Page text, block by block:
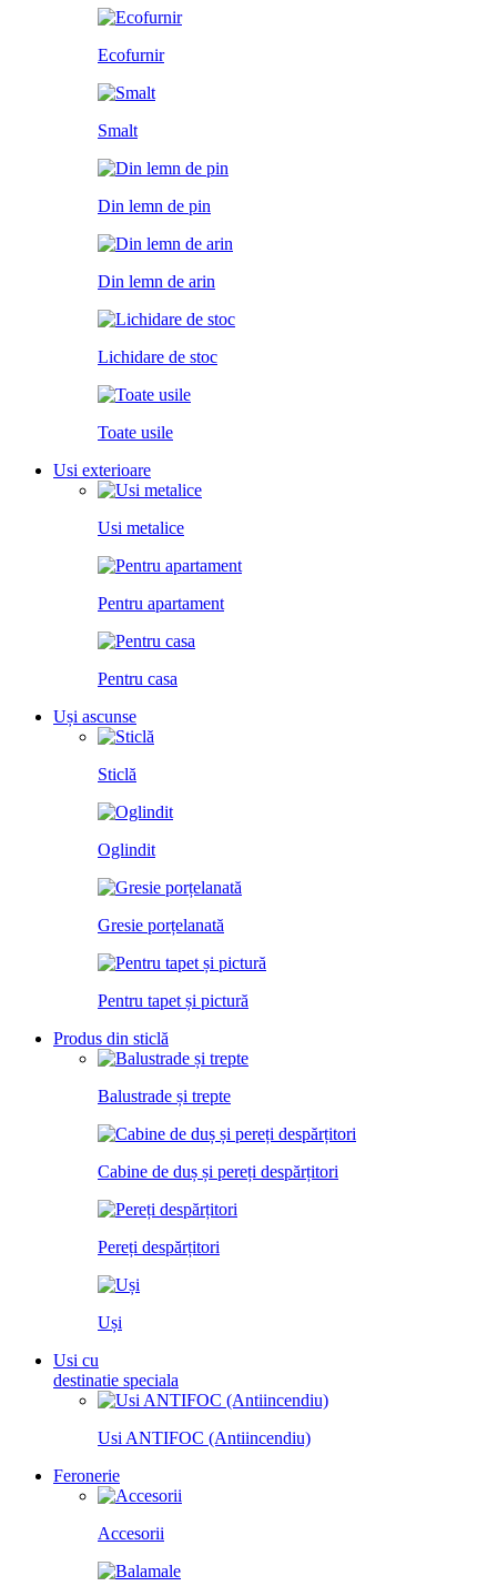
Ecofurnir
Smalt
Din lemn de pin
Din lemn de arin
Lichidare de stoc
Toate usile
Usi exterioare
Usi metalice
Pentru apartament
Pentru casa
Uși ascunse
Sticlă
Oglindit
Gresie porțelanată
Pentru tapet și pictură
Produs din sticlă
Balustrade și trepte
Cabine de duș și pereți despărțitori
Pereți despărțitori
Uși
Usi cu
destinatie speciala
Usi ANTIFOC (Antiincendiu)
Feronerie
Accesorii